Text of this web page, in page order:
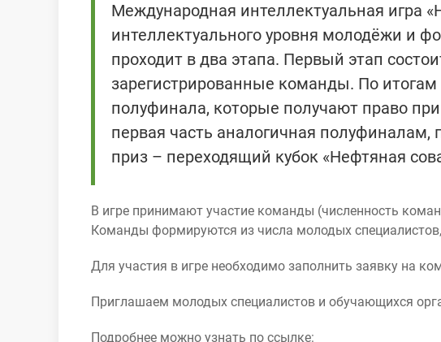
Международная интеллектуальная игра
интеллектуального уровня молодёжи и
проходит в два этапа. Первый этап
зарегистрированные команды. По
полуфинала, которые получают право
первая часть аналогичная полуфиналам,
приз – переходящий кубок «Нефтяная
В игре принимают участие команды (численность
Команды формируются из числа молодых
Для участия в игре необходимо заполнить заявку на
Приглашаем молодых специалистов и обучающихся
Подробнее можно узнать по ссылке: